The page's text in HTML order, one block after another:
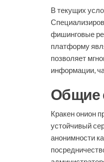
В текущих
фишинговые
платформу
позволяет
информации,
Общие
Кракен онион
устойчивый
анонимности